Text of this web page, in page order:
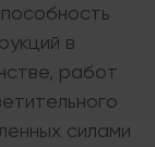
в
работ
силами